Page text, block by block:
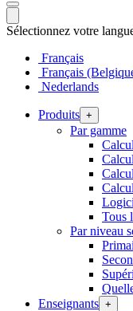
Sélectionnez votre
Français
Français
Nederlands
Produits +
Par gamme
Tous
Par niveau
Enseignants +